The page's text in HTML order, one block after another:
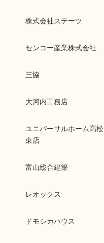
株式会社ステーツ
センコー産業株式会社
三協
大河内工務店
ユニバーサルホーム高松
東店
富山総合建築
レオックス
ドモシカハウス